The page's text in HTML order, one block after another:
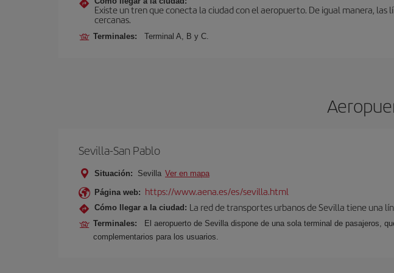
Existe un tren que conecta la ciudad con el aeropuerto. De igual manera,
cercanas.
Terminales: Terminal A, B y C.
Sevilla-San Pablo
Situación: Sevilla Ver en mapa
Página web: https://www.aena.es/es/sevilla.html
Cómo llegar a la ciudad: La red de transportes urbanos de Sevilla tiene una
Terminales:
El aeropuerto de Sevilla dispone de una sola terminal de pasajeros,
complementarios para los usuarios.